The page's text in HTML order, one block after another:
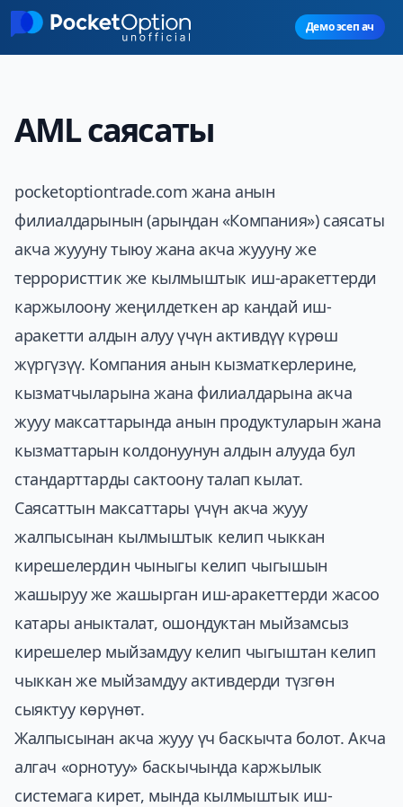
Skip to main content
Демо эсеп ач
AML саясаты
pocketoptiontrade.com жана анын
филиалдарынын (арындан «Компания») саясаты
акча жуууну тыюу жана акча жуууну же
террористтик же кылмыштык иш-аракеттерди
каржылоону жеңилдеткен ар кандай иш-
аракетти алдын алуу үчүн активдүү күрөш
жүргүзүү. Компания анын кызматкерлерине,
кызматчыларына жана филиалдарына акча
жууу максаттарында анын продуктуларын жана
кызматтарын колдонуунун алдын алууда бул
стандарттарды сактоону талап кылат.
Саясаттын максаттары үчүн акча жууу
жалпысынан кылмыштык келип чыккан
кирешелердин чыныгы келип чыгышын
жашыруу же жашырган иш-аракеттерди жасоо
катары аныкталат, ошондуктан мыйзамсыз
кирешелер мыйзамдуу келип чыгыштан келип
чыккан же мыйзамдуу активдерди түзгөн
сыяктуу көрүнөт.
Жалпысынан акча жууу үч баскычта болот. Акча
алгач «орнотуу» баскычында каржылык
системага кирет, мында кылмыштык иш-